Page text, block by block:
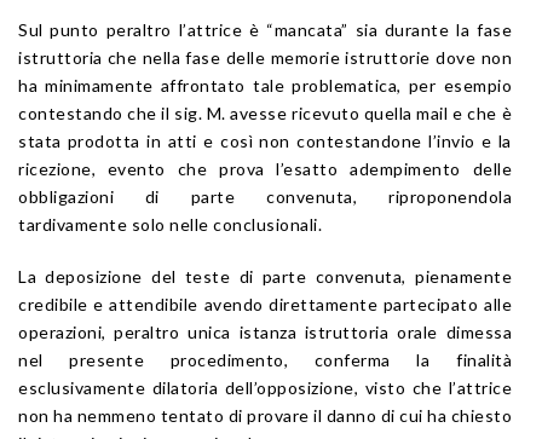
Sul punto peraltro l’attrice è “mancata” sia durante la fase
istruttoria che nella fase delle memorie istruttorie dove non
ha minimamente affrontato tale problematica, per esempio
contestando che il sig. M. avesse ricevuto quella mail e che è
stata prodotta in atti e così non contestandone l’invio e la
ricezione, evento che prova l’esatto adempimento delle
obbligazioni di parte convenuta, riproponendola
tardivamente solo nelle conclusionali.
La deposizione del teste di parte convenuta, pienamente
credibile e attendibile avendo direttamente partecipato alle
operazioni, peraltro unica istanza istruttoria orale dimessa
nel presente procedimento, conferma la finalità
esclusivamente dilatoria dell’opposizione, visto che l’attrice
non ha nemmeno tentato di provare il danno di cui ha chiesto